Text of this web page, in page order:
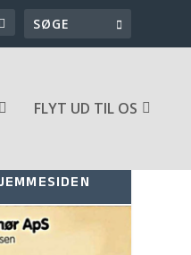
FLYT UD TIL OS